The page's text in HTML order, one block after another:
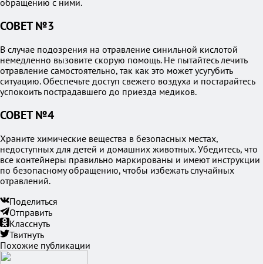
обращению с ними.
СОВЕТ №3
В случае подозрения на отравление синильной кислотой
немедленно вызовите скорую помощь. Не пытайтесь лечить
отравление самостоятельно, так как это может усугубить
ситуацию. Обеспечьте доступ свежего воздуха и постарайтесь
успокоить пострадавшего до приезда медиков.
СОВЕТ №4
Храните химические вещества в безопасных местах,
недоступных для детей и домашних животных. Убедитесь, что
все контейнеры правильно маркированы и имеют инструкции
по безопасному обращению, чтобы избежать случайных
отравлений.
Поделиться
Отправить
Класснуть
Твитнуть
Похожие публикации